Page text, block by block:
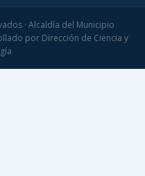
· Alcaldía del Municipio
por Dirección de Ciencia y